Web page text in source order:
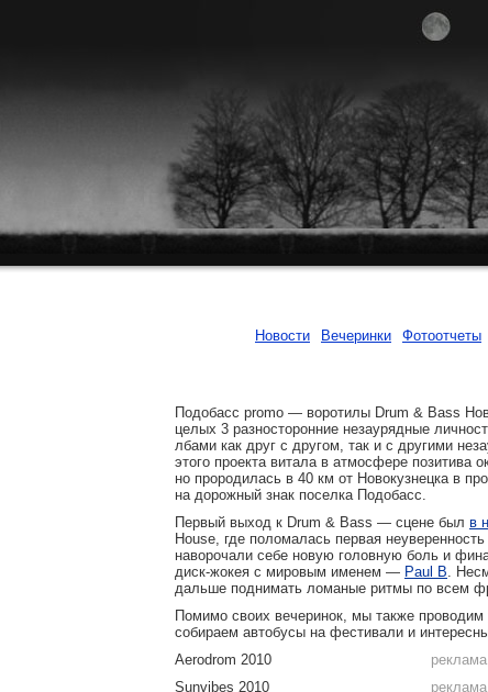
Новости Вечеринки Фотоотчеты
Подобасс promo — воротилы Drum & Bass
целых 3 разносторонние незаурядные
лбами как друг с другом, так и с другими
этого проекта витала в атмосфере позитива
но прородилась в 40 км от Новокузнецка в
на дорожный знак поселка Подобасс.
Первый выход к Drum & Bass — сцене был в
House, где поломалась первая
наворочали себе новую головную боль и
диск-жокея с мировым именем — Paul B.
дальше поднимать ломаные ритмы по всем
Помимо своих вечеринок, мы также
собираем автобусы на фестивали и
Aerodrom 2010
Sunvibes 2010